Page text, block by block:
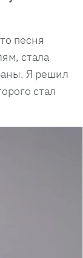
песня
стала
Я решил
стал